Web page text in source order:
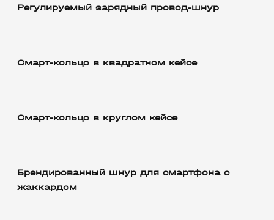
Регулируемый зарядный провод-шнур
Смарт-кольцо в квадратном кейсе
Смарт-кольцо в круглом кейсе
Брендированный шнур для смартфона с
жаккардом